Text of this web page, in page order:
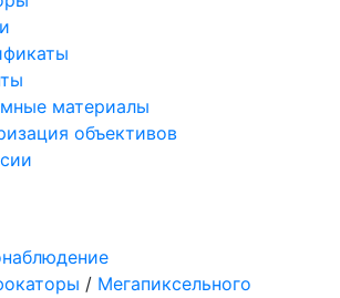
материалы
объективов
/ Мегапиксельного